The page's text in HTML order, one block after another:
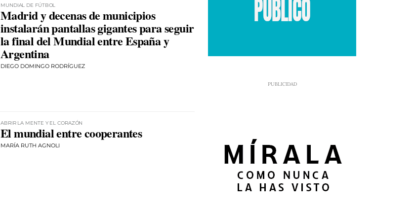
MUNDIAL DE FÚTBOL
Madrid y decenas de municipios
instalarán pantallas gigantes para seguir
la final del Mundial entre España y
Argentina
DIEGO DOMINGO RODRÍGUEZ
ABRIR LA MENTE Y EL CORAZÓN
El mundial entre cooperantes
MARÍA RUTH AGNOLI